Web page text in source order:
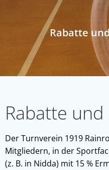
Rabatte
Rabatte
Der Turnverein 1919
Mitgliedern, in der
(z. B. in Nidda) mit 15 %